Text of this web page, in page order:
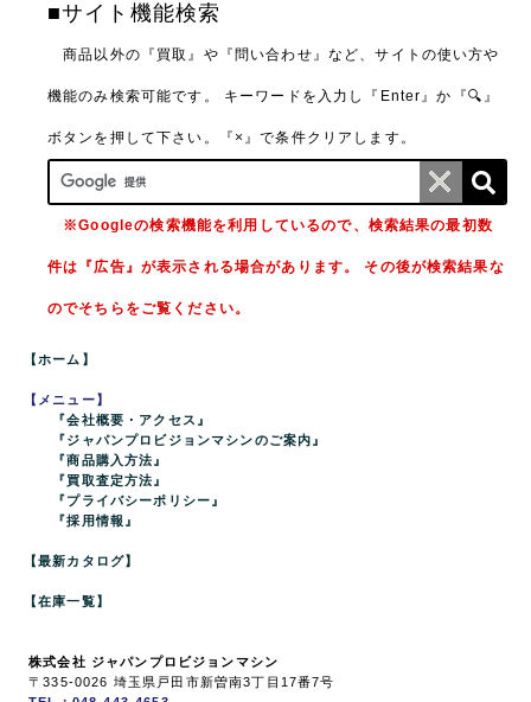
■サイト機能検索
商品以外の『買取』や『問い合わせ』など、サイトの使い方や
機能のみ検索可能です。 キーワードを入力し『Enter』か『🔍』
ボタンを押して下さい。『×』で条件クリアします。
※Googleの検索機能を利用しているので、検索結果の最初数
件は『広告』が表示される場合があります。 その後が検索結果な
のでそちらをご覧ください。
【ホーム】
【メニュー】
『会社概要・アクセス』
『ジャパンプロビジョンマシンのご案内』
『商品購入方法』
『買取査定方法』
『プライバシーポリシー』
『採用情報』
【最新カタログ】
【在庫一覧】
株式会社 ジャパンプロビジョンマシン
〒335-0026 埼玉県戸田市新曽南3丁目17番7号